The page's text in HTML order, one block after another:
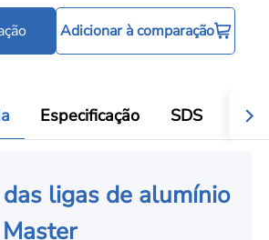
Adicionar à comparação
Especificação SDS
ligas de alumínio